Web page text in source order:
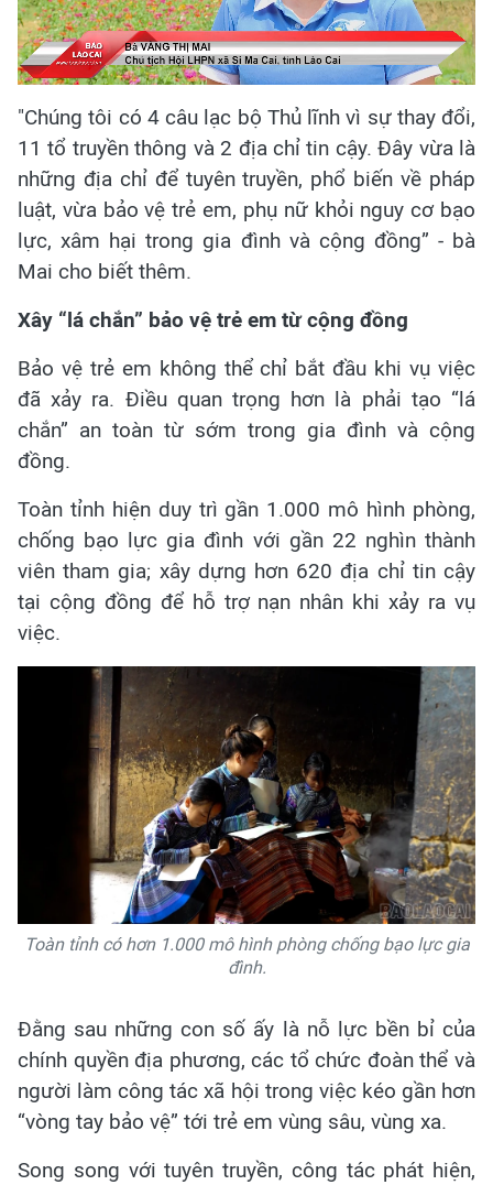
Video
"Chúng tôi có 4 câu lạc bộ Thủ lĩnh vì sự thay đổi,
11 tổ truyền thông và 2 địa chỉ tin cậy. Đây vừa là
những địa chỉ để tuyên truyền, phổ biến về pháp
luật, vừa bảo vệ trẻ em, phụ nữ khỏi nguy cơ bạo
lực, xâm hại trong gia đình và cộng đồng” - bà
Mai cho biết thêm.
Xây “lá chắn” bảo vệ trẻ em từ cộng đồng
Bảo vệ trẻ em không thể chỉ bắt đầu khi vụ việc
đã xảy ra. Điều quan trọng hơn là phải tạo “lá
chắn” an toàn từ sớm trong gia đình và cộng
đồng.
Toàn tỉnh hiện duy trì gần 1.000 mô hình phòng,
chống bạo lực gia đình với gần 22 nghìn thành
viên tham gia; xây dựng hơn 620 địa chỉ tin cậy
tại cộng đồng để hỗ trợ nạn nhân khi xảy ra vụ
việc.
Toàn tỉnh có hơn 1.000 mô hình phòng chống bạo lực gia
đình.
Đằng sau những con số ấy là nỗ lực bền bỉ của
chính quyền địa phương, các tổ chức đoàn thể và
người làm công tác xã hội trong việc kéo gần hơn
“vòng tay bảo vệ” tới trẻ em vùng sâu, vùng xa.
Song song với tuyên truyền, công tác phát hiện,